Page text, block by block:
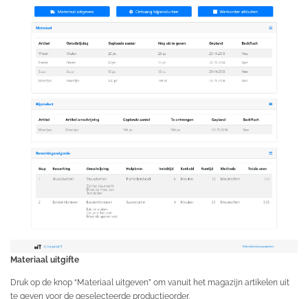
Materiaal uitgifte
Druk op de knop “Materiaal uitgeven” om vanuit het magazijn artikelen uit
te geven voor de geselecteerde productieorder.